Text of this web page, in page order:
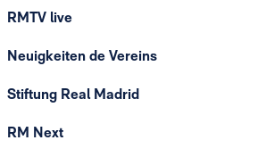
RMTV live
Neuigkeiten de Vereins
Stiftung Real Madrid
RM Next